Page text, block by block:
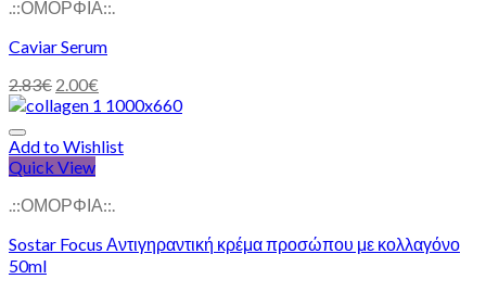
.::ΟΜΟΡΦΙΑ::.
Caviar Serum
2.83€ 2.00€
Add to Wishlist
Quick View
.::ΟΜΟΡΦΙΑ::.
Sostar Focus Αντιγηραντική κρέμα προσώπου με κολλαγόνο
50ml